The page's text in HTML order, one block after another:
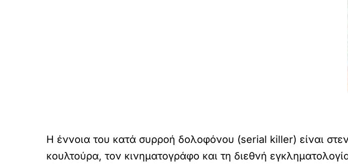
Η έννοια του κατά συρροή δολοφόνου (serial killer) είναι
κουλτούρα, τον κινηματογράφο και τη διεθνή